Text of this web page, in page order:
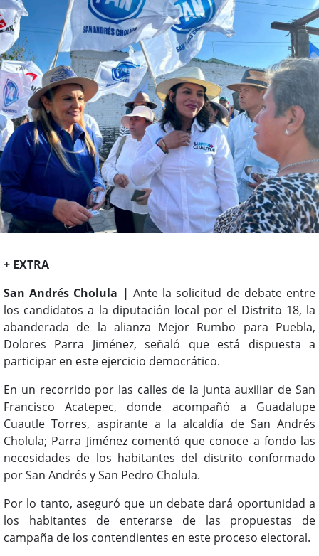
+ EXTRA
San Andrés Cholula | Ante la solicitud de debate entre
los candidatos a la diputación local por el Distrito 18, la
abanderada de la alianza Mejor Rumbo para Puebla,
Dolores Parra Jiménez, señaló que está dispuesta a
participar en este ejercicio democrático.
En un recorrido por las calles de la junta auxiliar de San
Francisco Acatepec, donde acompañó a Guadalupe
Cuautle Torres, aspirante a la alcaldía de San Andrés
Cholula; Parra Jiménez comentó que conoce a fondo las
necesidades de los habitantes del distrito conformado
por San Andrés y San Pedro Cholula.
Por lo tanto, aseguró que un debate dará oportunidad a
los habitantes de enterarse de las propuestas de
campaña de los contendientes en este proceso electoral.